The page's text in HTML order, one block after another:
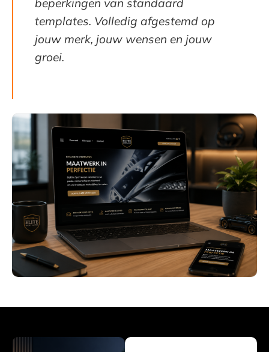
beperkingen van standaard
templates. Volledig afgestemd op
jouw merk, jouw wensen en jouw
groei.